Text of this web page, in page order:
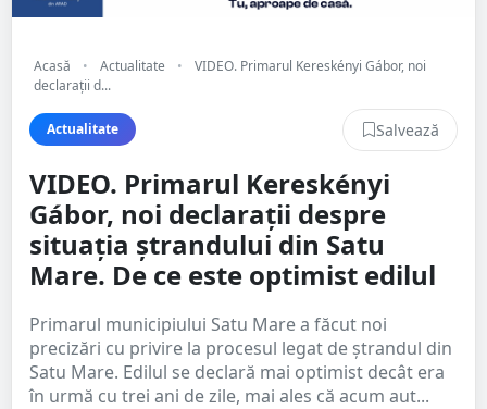
Acasă • Actualitate •
VIDEO. Primarul Kereskényi Gábor, noi
declarații d...
Actualitate Salvează
VIDEO. Primarul Kereskényi
Gábor, noi declarații despre
situația ștrandului din Satu
Mare. De ce este optimist edilul
Primarul municipiului Satu Mare a făcut noi
precizări cu privire la procesul legat de ștrandul din
Satu Mare. Edilul se declară mai optimist decât era
în urmă cu trei ani de zile, mai ales că acum aut...